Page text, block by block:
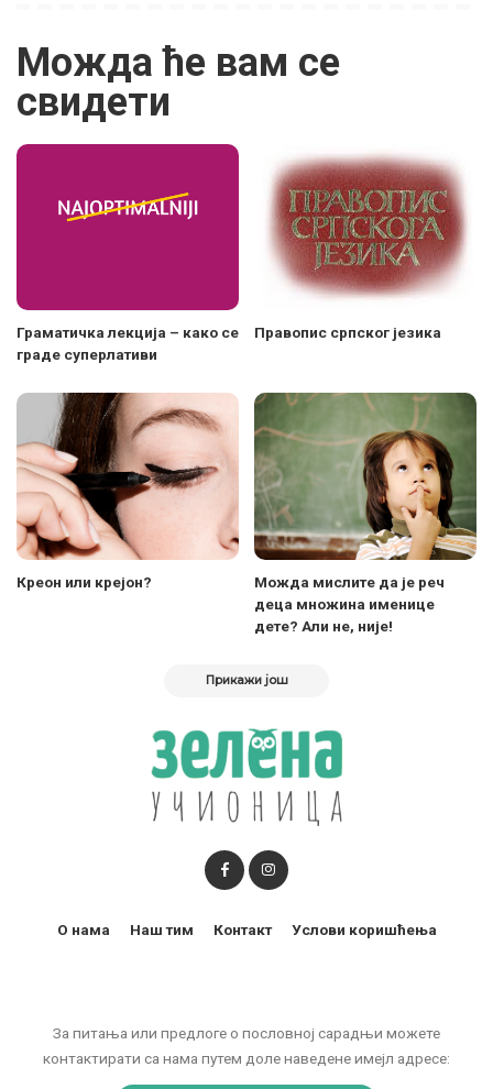
Можда ће вам се
свидети
Граматичка лекција – како се
граде суперлативи
Правопис српског језика
Креон или крејон?
Можда мислите да је реч
деца множина именице
дете? Али не, није!
Прикажи још
За питања или предлоге о пословној сарадњи можете
контактирати са нама путем доле наведене имејл адресе:
О нама Наш тим Контакт Услови коришћења